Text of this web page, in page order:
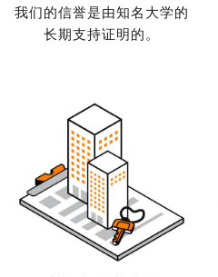
我们的信誉是由知名大学的
长期支持证明的。